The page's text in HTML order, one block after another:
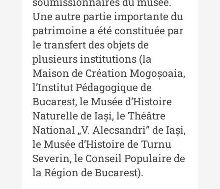
MediCult - Revista de mediere
culturală
MediCult - Revista de mediere
culturală IV (2025)
MediCult - Revista de mediere
culturală III (2024)
MediCult - Revista de mediere
culturală II (2023)
Indexul Complet
Acta Pangratia
Une autre partie importante du
patrimoine a été constituée par
le transfert des objets de
plusieurs institutions (la
Maison de Création Mogoșoaia,
l’Institut Pédagogique de
Bucarest, le Musée d’Histoire
Naturelle de Iași, le Théâtre
National „V. Alecsandri” de Iași,
le Musée d’Histoire de Turnu
Severin, le Conseil Populaire de
la Région de Bucarest).